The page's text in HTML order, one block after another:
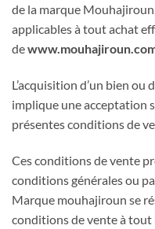
de la marque
applicables à tout achat
de
L’acquisition d’un bien ou
implique une acceptation
présentes conditions de
Ces conditions de vente
conditions générales ou
Marque mouhajiroun se
conditions de vente à tout